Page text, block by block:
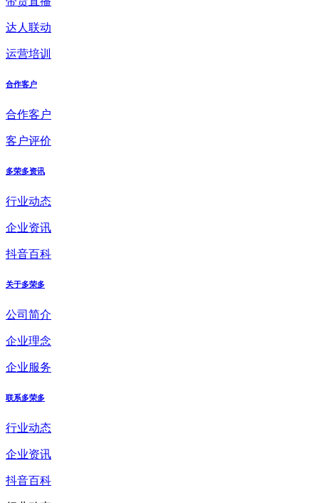
达人联动
运营培训
合作客户
合作客户
客户评价
多荣多资讯
行业动态
企业资讯
抖音百科
关于多荣多
公司简介
企业理念
企业服务
联系多荣多
行业动态
企业资讯
抖音百科